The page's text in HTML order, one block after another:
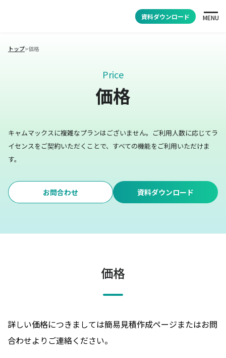
資料ダウンロード MENU
トップ>価格
Price
価格
キャムマックスに複雑なプランはございません。 ご利用人数に応じてラ
イセンスをご契約いただくことで、すべての機能をご利用いただけま
す。
お問合わせ 資料ダウンロード
価格
詳しい価格につきましては簡易見積作成ページまたはお問
合わせよりご連絡ください。